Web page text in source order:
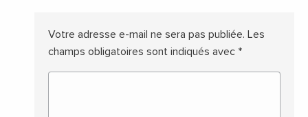
Votre adresse e-mail ne sera pas publiée. Les
champs obligatoires sont indiqués avec *